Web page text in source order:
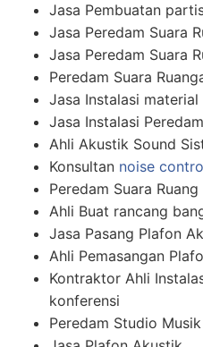
Jasa Pembuatan
Jasa Peredam Suara
Jasa Peredam Suara
Peredam Suara
Jasa Instalasi
Jasa Instalasi
Ahli Akustik Sound
Konsultan noise
Peredam Suara
Ahli Buat rancang
Jasa Pasang Plafon
Ahli Pemasangan
Kontraktor Ahli
konferensi
Peredam Studio Musik